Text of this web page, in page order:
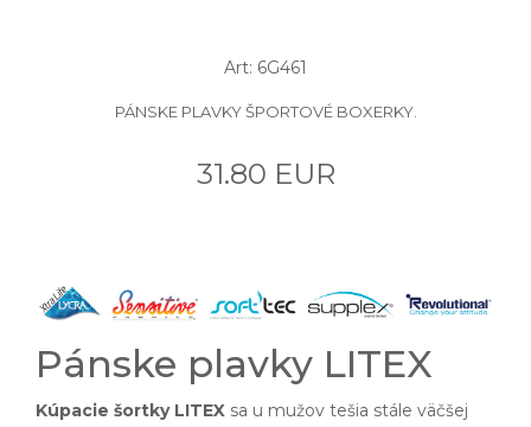
Art: 6G461
PÁNSKE PLAVKY ŠPORTOVÉ BOXERKY.
31.80 EUR
Pánske plavky LITEX
Kúpacie šortky LITEX sa u mužov tešia stále väčšej